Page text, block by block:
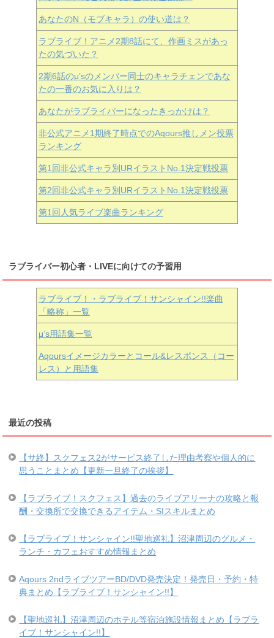
あなたのN（モブキャラ）の使い道は？
ラブライブ！アニメ2期8話にて、作画ミスがあっ
たの気づいた？
2期6話のμ’sのメンバー同士のキャラチェンであな
たの一番のお気に入りは？
あなたがラブライバーになったきっかけは？
非公式アニメ1期終了時点でのAqours推しメン投票
ランキング
第1回非公式キャラ別URイラストNo.1決定戦投票
第2回非公式キャラ別URイラストNo.1決定戦投票
第1回人気ライブ楽曲ランキング
ラブライバー初心者・LIVEに向けての予習用
ラブライブ！・ラブライブ！サンシャイン!!楽曲
「略称」一覧
μ’s用語集一覧
Aqoursイメージカラーとコール&レスポンス（コー
レス）と用語集
最近の投稿
【サ終】スクフェス2がサービス終了した理由考察や個人的に
思うことまとめ【更新一旦終了の挨拶】
【ラブライブ！スクフェス】過去のライブアリーナの攻略と報
酬・交換所で交換できるアイテム・SIスキルまとめ
【ラブライブ！サンシャイン!!聖地巡礼】沼津周辺のグルメ・
ランチ・カフェおすすめ情報まとめ
Aqours 2ndライブツアーBD/DVD発売決定！発売日・予約・特
典まとめ【ラブライブ！サンシャイン!!】
【聖地巡礼】沼津周辺のホテル等宿泊施設情報まとめ【ラブラ
イブ！サンシャイン!!】